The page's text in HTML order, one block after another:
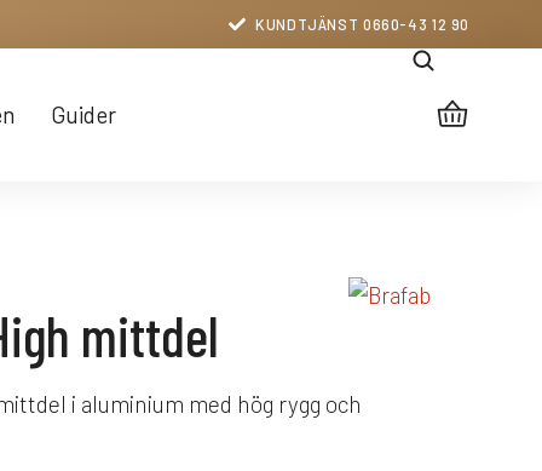
KUNDTJÄNST 0660-43 12 90
Guider
mittdel
i aluminium med hög rygg och